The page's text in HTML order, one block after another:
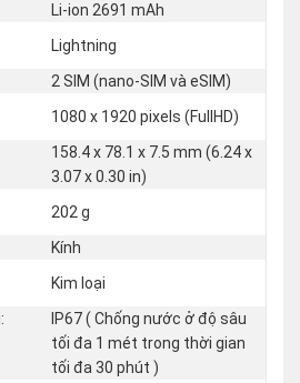
Li-ion 2691 mAh
Lightning
2 SIM (nano‑SIM và eSIM)
1080 x 1920 pixels (FullHD)
158.4 x 78.1 x 7.5 mm (6.24 x
3.07 x 0.30 in)
202 g
Kính
Kim loại
IP67 ( Chống nước ở độ sâu
tối đa 1 mét trong thời gian
tối đa 30 phút )